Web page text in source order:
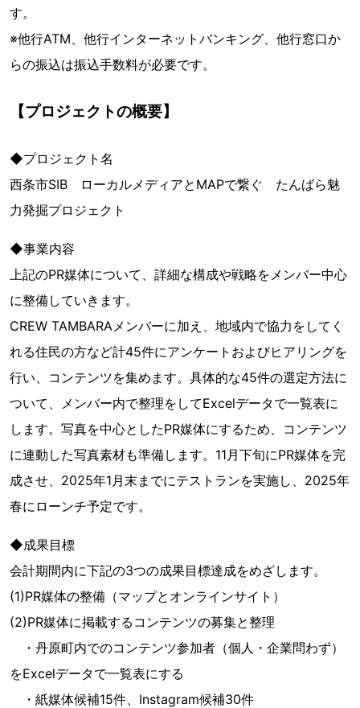
す。
※他行ATM、他行インターネットバンキング、他行窓口か
らの振込は振込手数料が必要です。
【プロジェクトの概要】
◆プロジェクト名
西条市SIB ローカルメディアとMAPで繋ぐ たんばら魅
力発掘プロジェクト
◆事業内容
上記のPR媒体について、詳細な構成や戦略をメンバー中心
に整備していきます。
CREW TAMBARAメンバーに加え、地域内で協力をしてく
れる住民の方など計45件にアンケートおよびヒアリングを
行い、コンテンツを集めます。具体的な45件の選定方法に
ついて、メンバー内で整理をしてExcelデータで一覧表に
します。写真を中心としたPR媒体にするため、コンテンツ
に連動した写真素材も準備します。11月下旬にPR媒体を完
成させ、2025年1月末までにテストランを実施し、2025年
春にローンチ予定です。
◆成果目標
会計期間内に下記の3つの成果目標達成をめざします。
(1)PR媒体の整備（マップとオンラインサイト）
(2)PR媒体に掲載するコンテンツの募集と整理
・丹原町内でのコンテンツ参加者（個人・企業問わず）
をExcelデータで一覧表にする
・紙媒体候補15件、Instagram候補30件